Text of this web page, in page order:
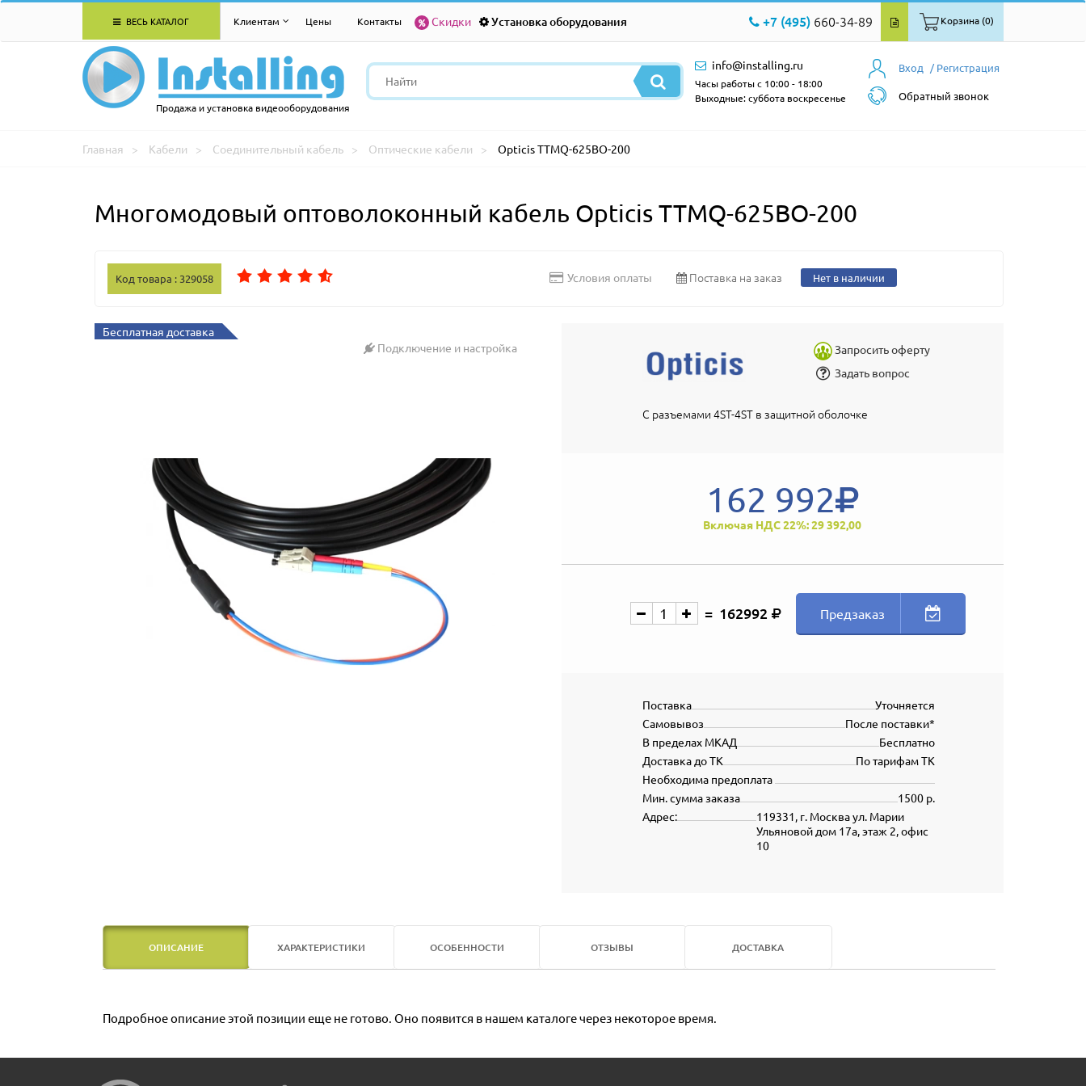
ВЕСЬ КАТАЛОГ Клиентам Цены Контакты Скидки Установка оборудования +7 (495) 660-34-89 Корзина (0)
Продажа и установка видеооборудования
Вход / Регистрация
Обратный звонок
info@installing.ru
Часы работы с 10:00 - 18:00
Выходные: суббота воскресенье
Главная Кабели Соединительный кабель Оптические кабели Opticis TTMQ-625BO-200
Многомодовый оптоволоконный кабель Opticis TTMQ-625BO-200
Код товара : 329058 Условия оплаты Поставка на заказ Нет в наличии
Бесплатная доставка
Подключение и настройка
Запросить оферту
Задать вопрос
С разъемами 4ST-4ST в защитной оболочке
162 992
Включая НДС 22%: 29 392,00
162992 Предзаказ
Уточняется
Поставка
После поставки*
Самовывоз
Бесплатно
В пределах МКАД
По тарифам ТК
Доставка до ТК
Необходима предоплата
1500 р.
Мин. сумма заказа
119331, г. Москва ул. Марии
Ульяновой дом 17а, этаж 2, офис
10
Адрес:
ОПИСАНИЕ ХАРАКТЕРИСТИКИ ОСОБЕННОСТИ ОТЗЫВЫ ДОСТАВКА
Подробное описание этой позиции еще не готово. Оно появится в нашем каталоге через некоторое время.